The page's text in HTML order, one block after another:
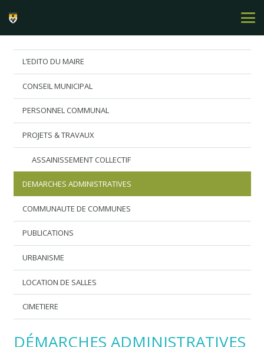
L’EDITO DU MAIRE
CONSEIL MUNICIPAL
PERSONNEL COMMUNAL
PROJETS & TRAVAUX
ASSAINISSEMENT COLLECTIF
DEMARCHES ADMINISTRATIVES
COMMUNAUTE DE COMMUNES
PUBLICATIONS
URBANISME
LOCATION DE SALLES
CIMETIERE
DÉMARCHES ADMINISTRATIVES